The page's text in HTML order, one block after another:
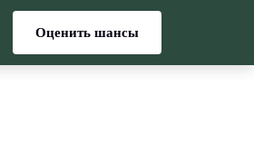
Оценить шансы